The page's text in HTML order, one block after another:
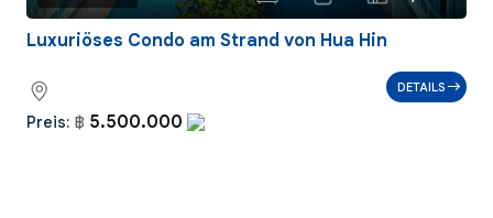
Luxuriöses Condo am Strand von Hua Hin
Preis: ฿ 5.500.000
DETAILS